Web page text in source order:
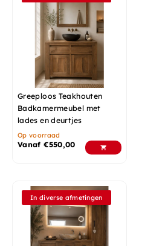
Greeploos Teakhouten
Badkamermeubel met
lades en deurtjes
Op voorraad
Vanaf€550,00
In diverse afmetingen